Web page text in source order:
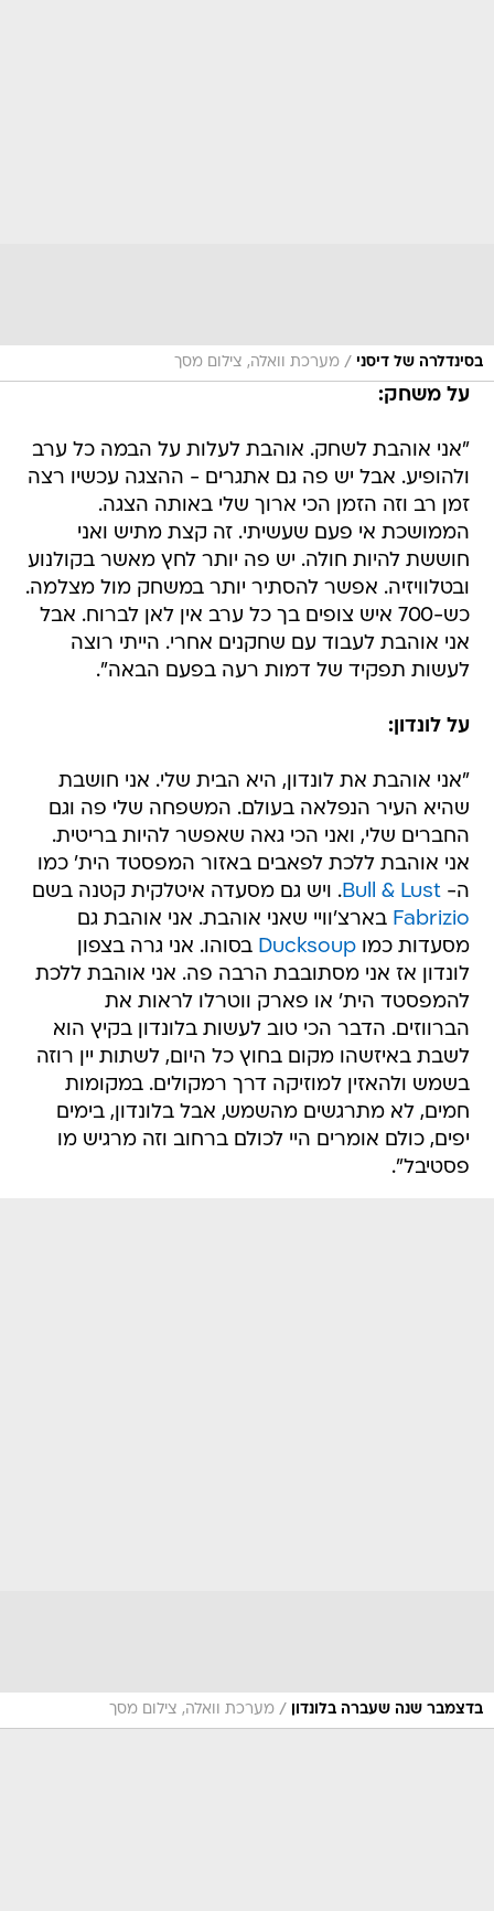
בסינדלרה של דיסני / מערכת וואלה, צילום מסך
על משחק:
"אני אוהבת לשחק. אוהבת לעלות על הבמה כל ערב
ולהופיע. אבל יש פה גם אתגרים - ההצגה עכשיו רצה
זמן רב וזה הזמן הכי ארוך שלי באותה הצגה.
הממושכת אי פעם שעשיתי. זה קצת מתיש ואני
חוששת להיות חולה. יש פה יותר לחץ מאשר בקולנוע
ובטלוויזיה. אפשר להסתיר יותר במשחק מול מצלמה.
כש-700 איש צופים בך כל ערב אין לאן לברוח. אבל
אני אוהבת לעבוד עם שחקנים אחרי. הייתי רוצה
לעשות תפקיד של דמות רעה בפעם הבאה".
על לונדון:
"אני אוהבת את לונדון, היא הבית שלי. אני חושבת
שהיא העיר הנפלאה בעולם. המשפחה שלי פה וגם
החברים שלי, ואני הכי גאה שאפשר להיות בריטית.
אני אוהבת ללכת לפאבים באזור המפסטד הית' כמו
ה-Bull & Lust. ויש גם מסעדה איטלקית קטנה בשם
Fabrizio בארצ'וויי שאני אוהבת. אני אוהבת גם
מסעדות כמוDucksoup בסוהו. אני גרה בצפון
לונדון אז אני מסתובבת הרבה פה. אני אוהבת ללכת
להמפסטד הית' או פארק ווטרלו לראות את
הברווזים. הדבר הכי טוב לעשות בלונדון בקיץ הוא
לשבת באיזשהו מקום בחוץ כל היום, לשתות יין רוזה
בשמש ולהאזין למוזיקה דרך רמקולים. במקומות
חמים, לא מתרגשים מהשמש, אבל בלונדון, בימים
יפים, כולם אומרים היי לכולם ברחוב וזה מרגיש מו
פסטיבל".
בדצמבר שנה שעברה בלונדון / מערכת וואלה, צילום מסך